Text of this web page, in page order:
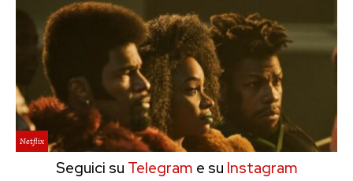
Netflix
Seguici su Telegram e su Instagram